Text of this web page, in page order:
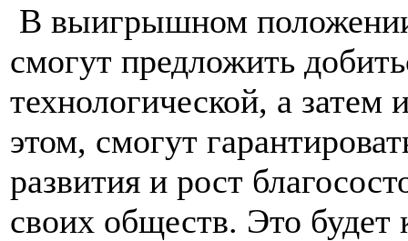
В выигрышном
смогут предложить
технологической, а
этом, смогут
развития и рост
своих обществ. Это